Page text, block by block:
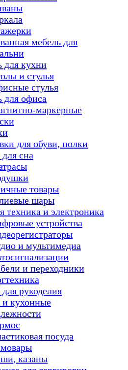
мебель для
для кухни
и стулья
стулья
для офиса
маркерные
для обуви, полки
сна
товары
шары
техника и электроника
устройства
и мультимедиа
и переходники
рукоделия
и кухонные
посуда
казаны